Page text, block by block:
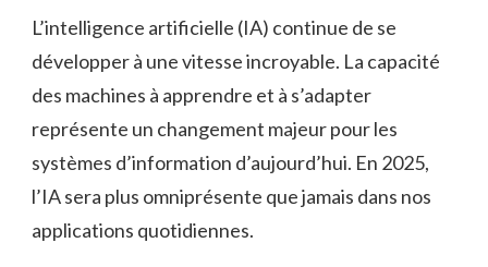
L’intelligence artificielle (IA) continue de se
développer à une vitesse incroyable. La capacité
des machines à apprendre et à s’adapter
représente un changement majeur pour les
systèmes d’information d’aujourd’hui. En 2025,
l’IA sera plus omniprésente que jamais dans nos
applications quotidiennes.